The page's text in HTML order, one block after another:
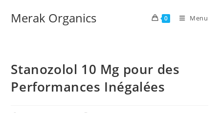
Merak Organics 0 Menu
Stanozolol 10 Mg pour des
Performances Inégalées